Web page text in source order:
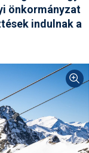
önkormányzat
indulnak a